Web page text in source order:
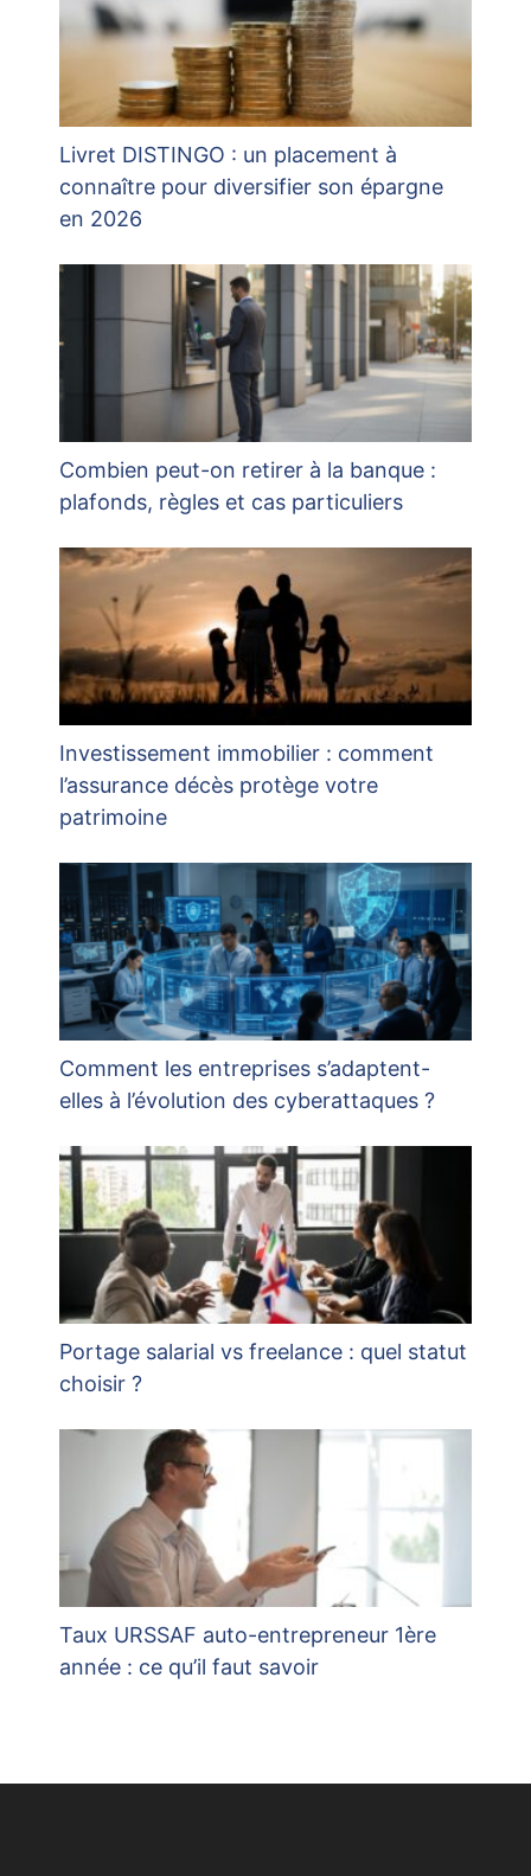
Livret DISTINGO : un placement à
connaître pour diversifier son épargne
en 2026
Combien peut-on retirer à la banque :
plafonds, règles et cas particuliers
Investissement immobilier : comment
l’assurance décès protège votre
patrimoine
Comment les entreprises s’adaptent-
elles à l’évolution des cyberattaques ?
Portage salarial vs freelance : quel statut
choisir ?
Taux URSSAF auto-entrepreneur 1ère
année : ce qu’il faut savoir